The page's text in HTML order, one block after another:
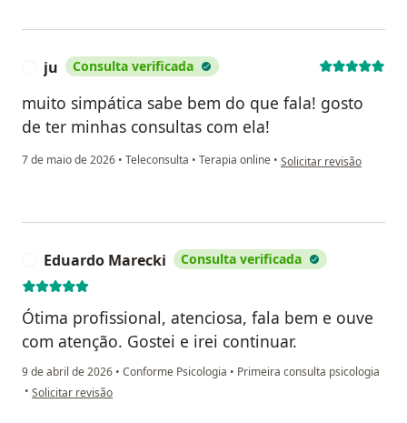
ju Consulta verificada
muito simpática sabe bem do que fala! gosto
de ter minhas consultas com ela!
7 de maio de 2026 • Teleconsulta • Terapia online • na opinião do utilizador
Solicitar revisão
Eduardo Marecki Consulta verificada
Ótima profissional, atenciosa, fala bem e ouve
com atenção. Gostei e irei continuar.
9 de abril de 2026 • Conforme Psicologia • Primeira consulta psicologia
• na opinião do utilizador Eduardo Marecki
Solicitar revisão